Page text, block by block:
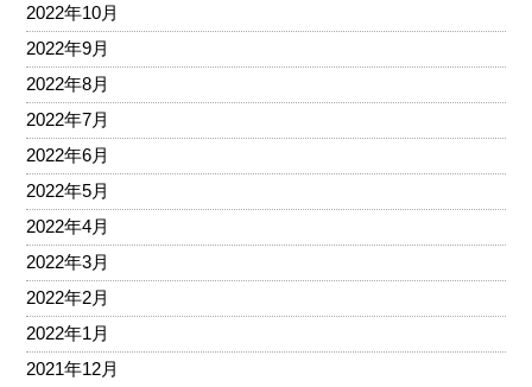
2022年10月
2022年9月
2022年8月
2022年7月
2022年6月
2022年5月
2022年4月
2022年3月
2022年2月
2022年1月
2021年12月